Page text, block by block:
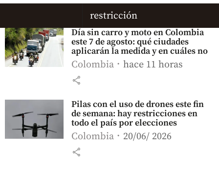
restricción
Día sin carro y moto en Colombia
este 7 de agosto: qué ciudades
aplicarán la medida y en cuáles no
Colombia hace 11 horas
share
Pilas con el uso de drones este fin
de semana: hay restricciones en
todo el país por elecciones
Colombia 20/06/ 2026
share